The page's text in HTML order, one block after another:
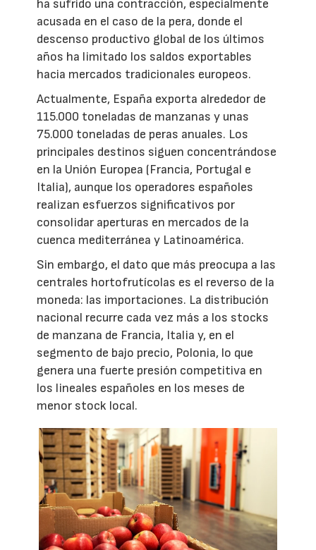
ha sufrido una contracción, especialmente
acusada en el caso de la pera, donde el
descenso productivo global de los últimos
años ha limitado los saldos exportables
hacia mercados tradicionales europeos.
Actualmente, España exporta alrededor de
115.000 toneladas de manzanas y unas
75.000 toneladas de peras anuales. Los
principales destinos siguen concentrándose
en la Unión Europea (Francia, Portugal e
Italia), aunque los operadores españoles
realizan esfuerzos significativos por
consolidar aperturas en mercados de la
cuenca mediterránea y Latinoamérica.
Sin embargo, el dato que más preocupa a las
centrales hortofrutícolas es el reverso de la
moneda: las importaciones. La distribución
nacional recurre cada vez más a los stocks
de manzana de Francia, Italia y, en el
segmento de bajo precio, Polonia, lo que
genera una fuerte presión competitiva en
los lineales españoles en los meses de
menor stock local.